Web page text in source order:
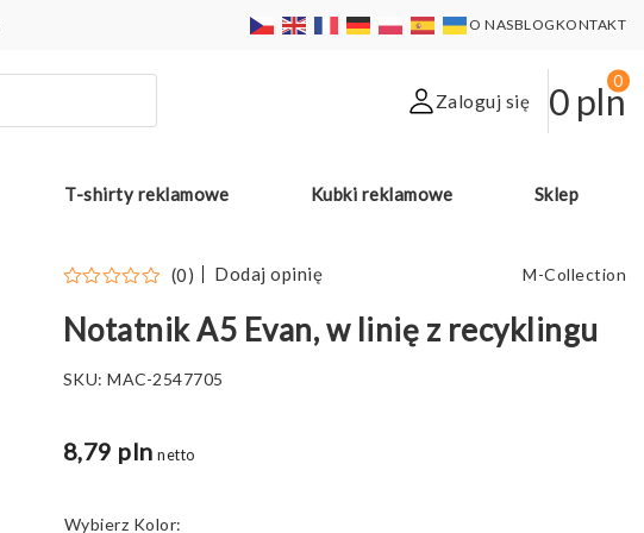
O NASBLOGKONTAKT
Zaloguj się 0 pln
0
T-shirty reklamowe Kubki reklamowe Sklep
(0) Dodaj opinię M-Collection
Notatnik A5 Evan, w linię z recyklingu
SKU:MAC-2547705
8,79 pln netto
Kolor